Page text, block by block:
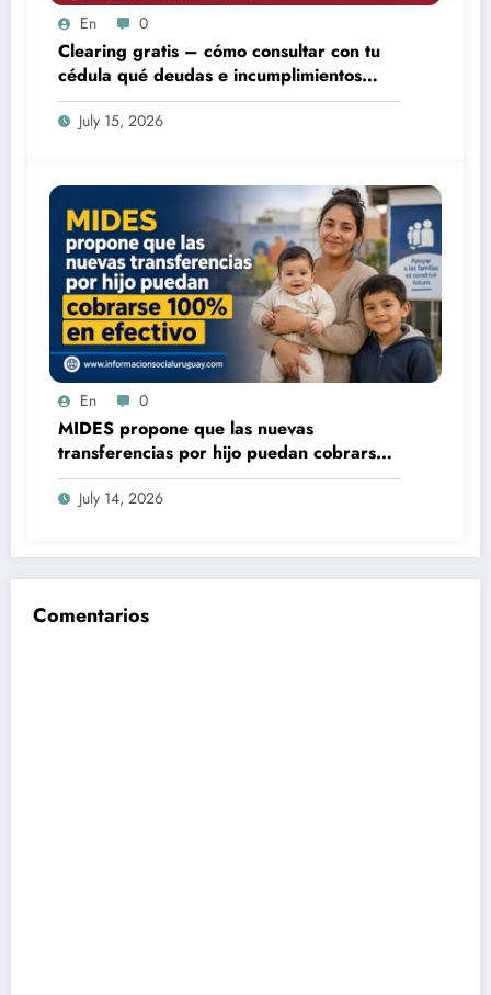
En 0
Clearing gratis – cómo consultar con tu
cédula qué deudas e incumplimientos
tenés
July 15, 2026
En 0
MIDES propone que las nuevas
transferencias por hijo puedan cobrarse
100% en efectivo: qué cambiaría desde
2027July 14, 2026
Comentarios